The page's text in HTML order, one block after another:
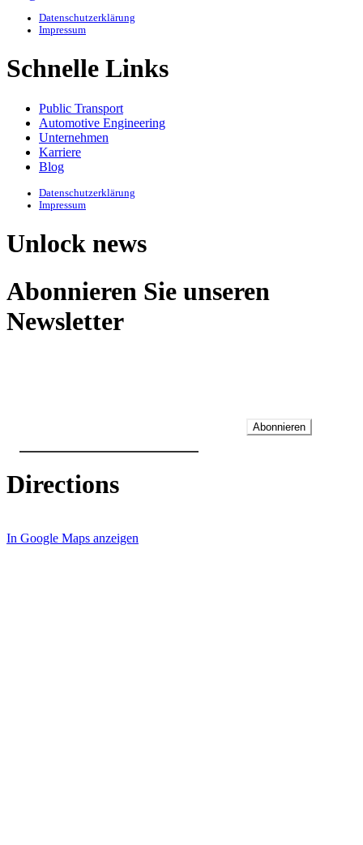
Datenschutzerklärung
Impressum
Schnelle Links
Public Transport
Automotive Engineering
Unternehmen
Karriere
Blog
Datenschutzerklärung
Impressum
Unlock news
Abonnieren Sie unseren
Newsletter
Abonnieren
Directions
In Google Maps anzeigen